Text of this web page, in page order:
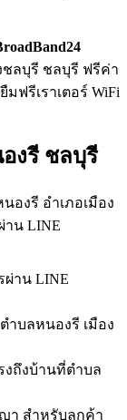
ลบุรี ชลบุรี ฟรีค่า
ฟรีเราเตอร์ WiFi
งรี ชลบุรี
องรี อำเภอเมือง
าน LINE
าน LINE
บลหนองรี เมือง
งถึงบ้านที่ตำบล
สำหรับลูกค้า